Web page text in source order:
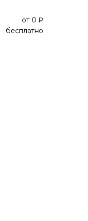
от 0 ₽
бесплатно